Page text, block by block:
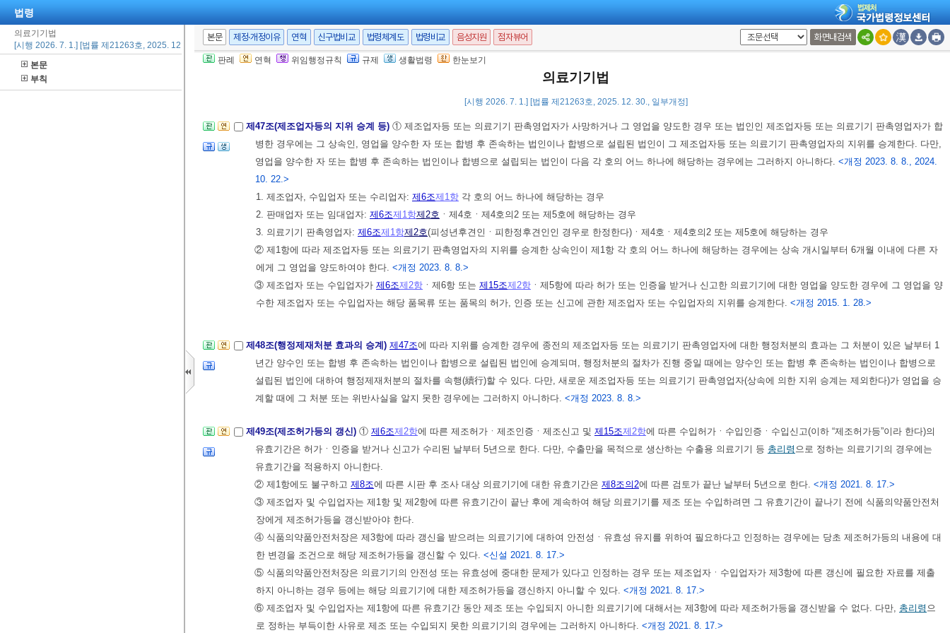
법령
의료기기법
[시행 2026. 7. 1.] [법률 제21263호, 2025. 12. 30., 일부개정]
본문
부칙
본문 제정·개정이유 연혁 신구법비교 법령체계도 법령비교 음성지원 점자뷰어 화면내검색
판례 연혁 위임행정규칙 규제 생활법령 한눈보기
의료기기법
[시행 2026. 7. 1.] [법률 제21263호, 2025. 12. 30., 일부개정]
림축산식품부장관의 소관으로 하며, 이 법의 해당 규정 중 “보건복지부장관” 또는 “식품의약품안전처장”은 “농림축산식품부장관”으로, “총리령” 또는 “보건복지부령”은 “농
림축산식품부령”으로 본다. 이 경우 농림축산식품부장관이 농림축산식품부령을 정할 때에는 미리 보건복지부장관 또는 식품의약품안전처장과 협의하여야 한다.
[전문개정 2013. 3. 23.]
제47조(제조업자등의 지위 승계 등) ① 제조업자등 또는 의료기기 판촉영업자가 사망하거나 그 영업을 양도한 경우 또는 법인인 제조업자등 또는 의료기기 판촉영업자가 합
병한 경우에는 그 상속인, 영업을 양수한 자 또는 합병 후 존속하는 법인이나 합병으로 설립된 법인이 그 제조업자등 또는 의료기기 판촉영업자의 지위를 승계한다. 다만,
영업을 양수한 자 또는 합병 후 존속하는 법인이나 합병으로 설립되는 법인이 다음 각 호의 어느 하나에 해당하는 경우에는 그러하지 아니하다. <개정 2023. 8. 8., 2024.
10. 22.>
1. 제조업자, 수입업자 또는 수리업자: 제6조제1항 각 호의 어느 하나에 해당하는 경우
2. 판매업자 또는 임대업자: 제6조제1항제2호 ㆍ제4호ㆍ제4호의2 또는 제5호에 해당하는 경우
3. 의료기기 판촉영업자: 제6조제1항제2호(피성년후견인ㆍ피한정후견인인 경우로 한정한다)ㆍ제4호ㆍ제4호의2 또는 제5호에 해당하는 경우
② 제1항에 따라 제조업자등 또는 의료기기 판촉영업자의 지위를 승계한 상속인이 제1항 각 호의 어느 하나에 해당하는 경우에는 상속 개시일부터 6개월 이내에 다른 자
에게 그 영업을 양도하여야 한다. <개정 2023. 8. 8.>
③ 제조업자 또는 수입업자가 제6조제2항 ㆍ제6항 또는 제15조제2항 ㆍ제5항에 따라 허가 또는 인증을 받거나 신고한 의료기기에 대한 영업을 양도한 경우에 그 영업을 양
수한 제조업자 또는 수입업자는 해당 품목류 또는 품목의 허가, 인증 또는 신고에 관한 제조업자 또는 수입업자의 지위를 승계한다. <개정 2015. 1. 28.>
제48조(행정제재처분 효과의 승계) 제47조에 따라 지위를 승계한 경우에 종전의 제조업자등 또는 의료기기 판촉영업자에 대한 행정처분의 효과는 그 처분이 있은 날부터 1
년간 양수인 또는 합병 후 존속하는 법인이나 합병으로 설립된 법인에 승계되며, 행정처분의 절차가 진행 중일 때에는 양수인 또는 합병 후 존속하는 법인이나 합병으로
설립된 법인에 대하여 행정제재처분의 절차를 속행(續行)할 수 있다. 다만, 새로운 제조업자등 또는 의료기기 판촉영업자(상속에 의한 지위 승계는 제외한다)가 영업을 승
계할 때에 그 처분 또는 위반사실을 알지 못한 경우에는 그러하지 아니하다. <개정 2023. 8. 8.>
제49조(제조허가등의 갱신) ① 제6조제2항에 따른 제조허가ㆍ제조인증ㆍ제조신고 및 제15조제2항에 따른 수입허가ㆍ수입인증ㆍ수입신고(이하 “제조허가등”이라 한다)의
유효기간은 허가ㆍ인증을 받거나 신고가 수리된 날부터 5년으로 한다. 다만, 수출만을 목적으로 생산하는 수출용 의료기기 등 총리령 으로 정하는 의료기기의 경우에는
유효기간을 적용하지 아니한다.
② 제1항에도 불구하고 제8조에 따른 시판 후 조사 대상 의료기기에 대한 유효기간은 제8조의2에 따른 검토가 끝난 날부터 5년으로 한다. <개정 2021. 8. 17.>
③ 제조업자 및 수입업자는 제1항 및 제2항에 따른 유효기간이 끝난 후에 계속하여 해당 의료기기를 제조 또는 수입하려면 그 유효기간이 끝나기 전에 식품의약품안전처
장에게 제조허가등을 갱신받아야 한다.
④ 식품의약품안전처장은 제3항에 따라 갱신을 받으려는 의료기기에 대하여 안전성ㆍ유효성 유지를 위하여 필요하다고 인정하는 경우에는 당초 제조허가등의 내용에 대
한 변경을 조건으로 해당 제조허가등을 갱신할 수 있다. <신설 2021. 8. 17.>
⑤ 식품의약품안전처장은 의료기기의 안전성 또는 유효성에 중대한 문제가 있다고 인정하는 경우 또는 제조업자ㆍ수입업자가 제3항에 따른 갱신에 필요한 자료를 제출
하지 아니하는 경우 등에는 해당 의료기기에 대한 제조허가등을 갱신하지 아니할 수 있다. <개정 2021. 8. 17.>
⑥ 제조업자 및 수입업자는 제1항에 따른 유효기간 동안 제조 또는 수입되지 아니한 의료기기에 대해서는 제3항에 따라 제조허가등을 갱신받을 수 없다. 다만, 총리령 으
로 정하는 부득이한 사유로 제조 또는 수입되지 못한 의료기기의 경우에는 그러하지 아니하다. <개정 2021. 8. 17.>